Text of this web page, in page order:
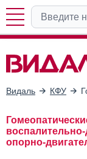
Видаль КФУ
опорно-